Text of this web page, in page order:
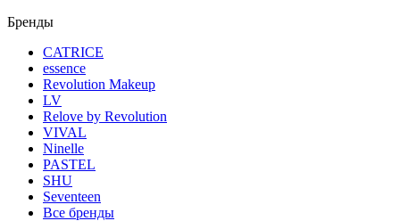
Бренды
CATRICE
essence
Revolution Makeup
LV
Relove by Revolution
VIVAL
Ninelle
PASTEL
SHU
Seventeen
Все бренды